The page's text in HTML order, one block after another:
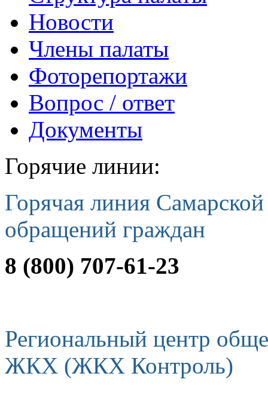
Новости
Члены палаты
Фоторепортажи
Вопрос / ответ
Документы
Горячие линии:
Горячая линия
обращений граждан
8 (800) 707-61-23
Региональный центр
ЖКХ (ЖКХ Контроль)